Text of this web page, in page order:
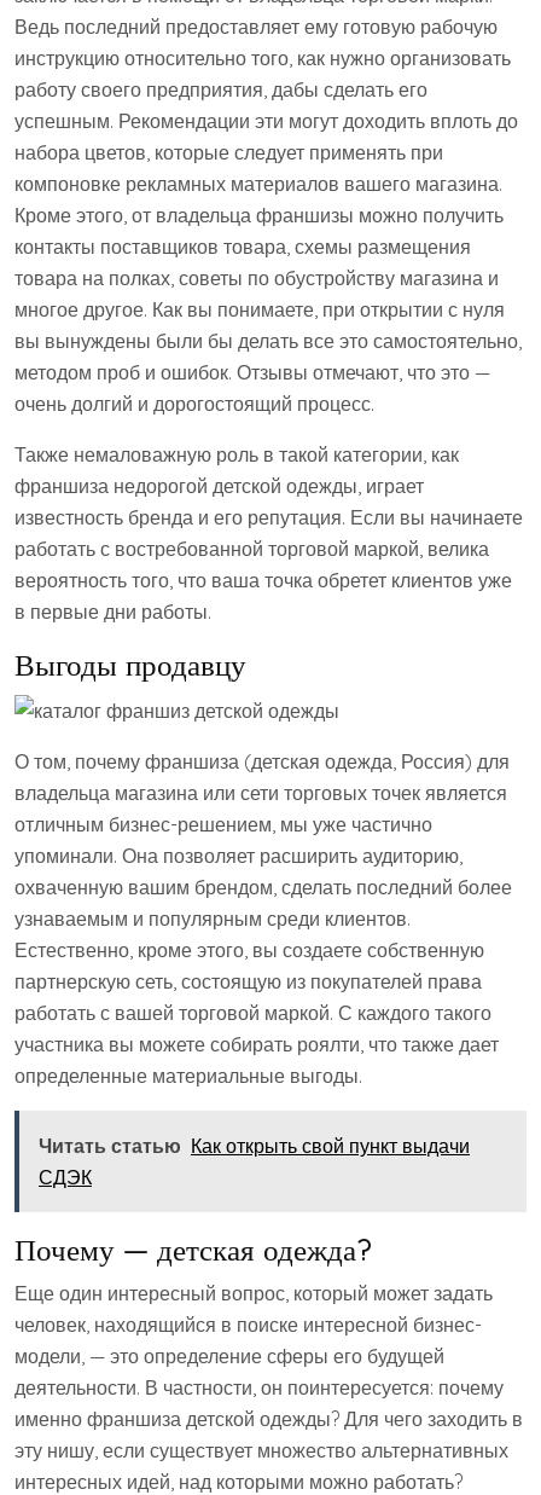
Ведь последний предоставляет ему готовую рабочую
инструкцию относительно того, как нужно организовать
работу своего предприятия, дабы сделать его
успешным. Рекомендации эти могут доходить вплоть до
набора цветов, которые следует применять при
компоновке рекламных материалов вашего магазина.
Кроме этого, от владельца франшизы можно получить
контакты поставщиков товара, схемы размещения
товара на полках, советы по обустройству магазина и
многое другое. Как вы понимаете, при открытии с нуля
вы вынуждены были бы делать все это самостоятельно,
методом проб и ошибок. Отзывы отмечают, что это —
очень долгий и дорогостоящий процесс.
Также немаловажную роль в такой категории, как
франшиза недорогой детской одежды, играет
известность бренда и его репутация. Если вы начинаете
работать с востребованной торговой маркой, велика
вероятность того, что ваша точка обретет клиентов уже
в первые дни работы.
Выгоды продавцу
О том, почему франшиза (детская одежда, Россия) для
владельца магазина или сети торговых точек является
отличным бизнес-решением, мы уже частично
упоминали. Она позволяет расширить аудиторию,
охваченную вашим брендом, сделать последний более
узнаваемым и популярным среди клиентов.
Естественно, кроме этого, вы создаете собственную
партнерскую сеть, состоящую из покупателей права
работать с вашей торговой маркой. С каждого такого
участника вы можете собирать роялти, что также дает
определенные материальные выгоды.
Читать статью Как открыть свой пункт выдачи
СДЭК
Почему — детская одежда?
Еще один интересный вопрос, который может задать
человек, находящийся в поиске интересной бизнес-
модели, — это определение сферы его будущей
деятельности. В частности, он поинтересуется: почему
именно франшиза детской одежды? Для чего заходить в
эту нишу, если существует множество альтернативных
интересных идей, над которыми можно работать?